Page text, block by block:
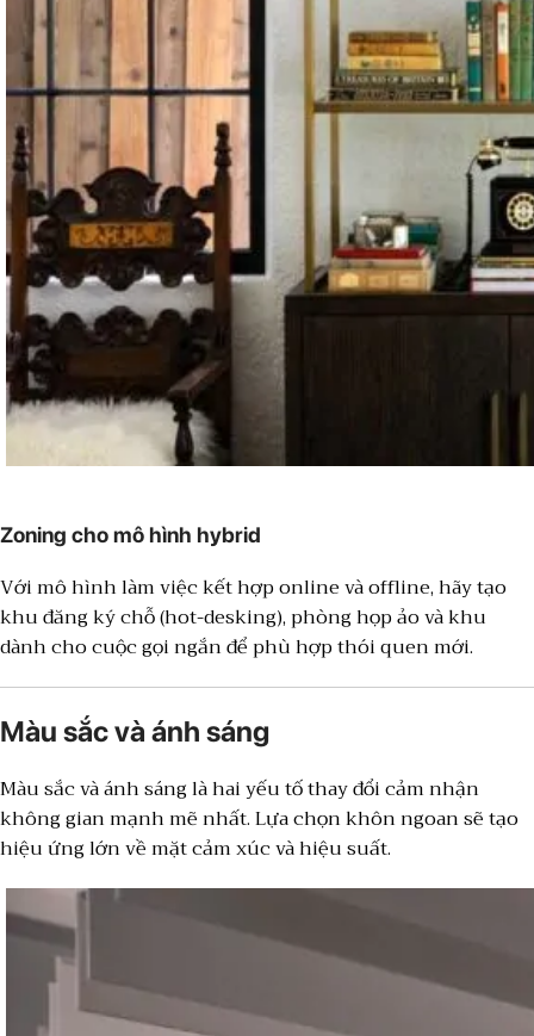
Zoning cho mô hình hybrid
Với mô hình làm việc kết hợp online và offline, hãy tạo
khu đăng ký chỗ (hot-desking), phòng họp ảo và khu
dành cho cuộc gọi ngắn để phù hợp thói quen mới.
Màu sắc và ánh sáng
Màu sắc và ánh sáng là hai yếu tố thay đổi cảm nhận
không gian mạnh mẽ nhất. Lựa chọn khôn ngoan sẽ tạo
hiệu ứng lớn về mặt cảm xúc và hiệu suất.